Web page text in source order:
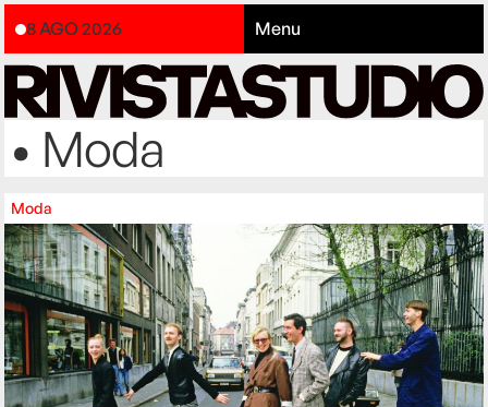
8 AGO 2026 Menu
• Moda
Moda